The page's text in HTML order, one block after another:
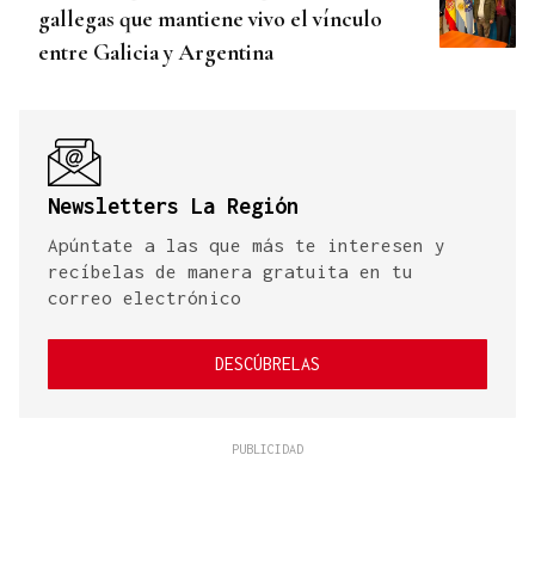
gallegas que mantiene vivo el vínculo
entre Galicia y Argentina
Newsletters La Región
Apúntate a las que más te interesen y
recíbelas de manera gratuita en tu
correo electrónico
DESCÚBRELAS